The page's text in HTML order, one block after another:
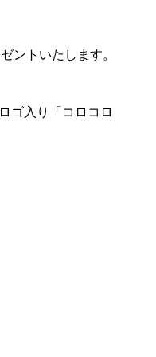
ントいたします。
ゴ入り「コロコロ